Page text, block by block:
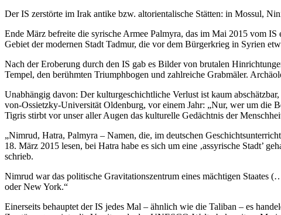
Der IS zerstörte im Irak antike bzw. altorientalische Stätten: in Mossul,
Ende März befreite die syrische Armee Palmyra, das im Mai 2015 vom
Gebiet der modernen Stadt Tadmur, die vor dem Bürgerkrieg in Syrien
Nach der Eroberung durch den IS gab es Bilder von brutalen
Tempel, den berühmten Triumphbogen und zahlreiche Grabmäler.
Unabhängig davon: Der kulturgeschichtliche Verlust ist kaum
von-Ossietzky-Universität Oldenburg, vor einem Jahr: „Nur, wer um die
Tigris stirbt vor unser aller Augen das kulturelle Gedächtnis der
„Nimrud, Hatra, Palmyra – Namen, die, im deutschen
18. März 2015 lesen, bei Hatra habe es sich um eine ‚assyrische Stadt’
schrieb.
Nimrud war das politische Gravitationszentrum eines mächtigen
oder New York.“
Einerseits behauptet der IS jedes Mal – ähnlich wie die Taliban – es